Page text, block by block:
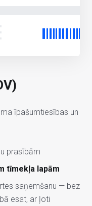
īpašumtiesības un
prasībām
tīmekļa lapām
saņemšanu — bez
esat, ar ļoti